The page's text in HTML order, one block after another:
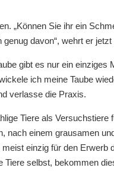
„Können Sie ihr ein
davon“, wehrt er
gibt es nur ein einziges
ich meine Taube
verlasse die Praxis.
Tiere als Versuchstiere
nach einem grausamen
einzig für den
Tiere selbst, bekommen